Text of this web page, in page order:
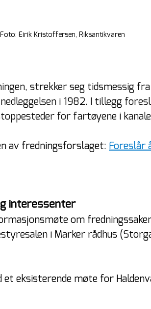
Eirik Kristoffersen, Riksantikvaren
strekker seg tidsmessig
i 1982. I tillegg
for fartøyene i
av fredningsforslaget: Foreslår
interessenter
om
i Marker rådhus
eksisterende møte for